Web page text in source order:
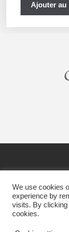
Ajouter au
We use cookies
experience by
visits. By clicking
cookies.